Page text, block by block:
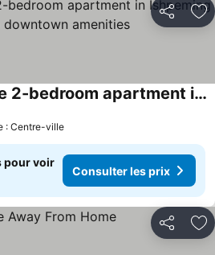
Partager
NEW!! Comfortable 2-bedroom apartment in Ishpeming - close to downtown amenities
: Centre-ville
pour voir
Consulter les prix
Partager